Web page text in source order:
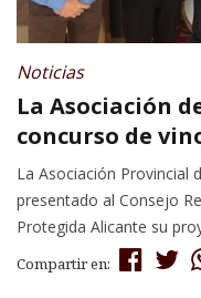
Noticias
La Asociación
concurso de
La Asociación Provincial
presentado al Consejo
Protegida Alicante su
Compartir en: